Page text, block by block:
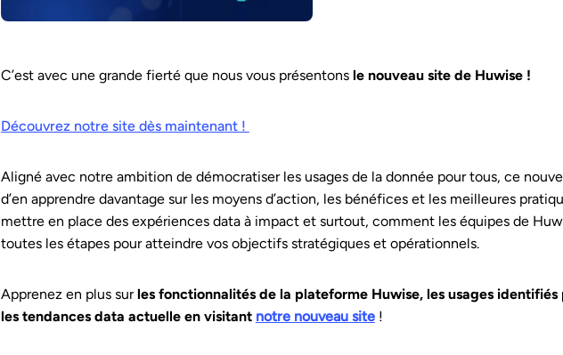
C’est avec une grande fierté que nous vous présentonsle nouveau site de Huwise !
Découvrez notre site dès maintenant !
Aligné avec notre ambition de démocratiser les usages de la donnée pour tous, ce
d’en apprendre davantage sur les moyens d’action, les bénéfices et les meilleures
mettre en place des expériences data à impact et surtout, comment les équipes de
toutes les étapes pour atteindre vos objectifs stratégiques et opérationnels.
Apprenez en plus sur les fonctionnalités de la plateforme Huwise, les usages
les tendances data actuelle en visitant notre nouveau site !